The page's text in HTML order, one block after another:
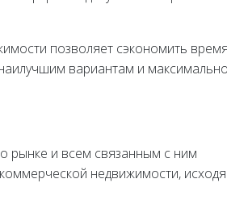
позволяет сэкономить
вариантам и максимально
рынке и всем связанным с ним
недвижимости, исходя